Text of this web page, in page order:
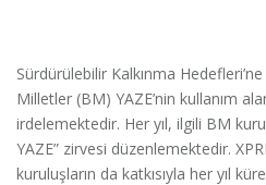
Sürdürülebilir Kalkınma
Milletler (BM) YAZE’nin kullanım
irdelemektedir. Her yıl, ilgili BM
YAZE” zirvesi düzenlemektedir.
kuruluşların da katkısıyla her yıl